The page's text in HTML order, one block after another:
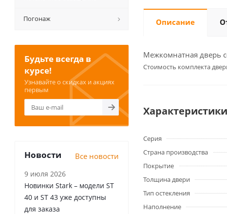
Описание
Межкомнатная дверь
Cтоимость комплекта
Характеристики
Серия
Страна производства
Покрытие
Толщина двери
Тип остекления
Наполнение
Погонаж
Будьте всегда в
курсе!
Узнавайте о скидках и акциях
первым
Новости Все новости
9 июля 2026
Новинки Stark – модели ST
40 и ST 43 уже доступны
для заказа